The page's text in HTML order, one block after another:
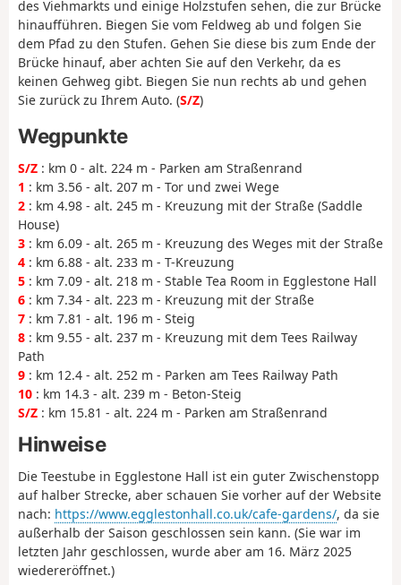
des Viehmarkts und einige Holzstufen sehen, die zur Brücke
hinaufführen. Biegen Sie vom Feldweg ab und folgen Sie
dem Pfad zu den Stufen. Gehen Sie diese bis zum Ende der
Brücke hinauf, aber achten Sie auf den Verkehr, da es
keinen Gehweg gibt. Biegen Sie nun rechts ab und gehen
Sie zurück zu Ihrem Auto. (S/Z)
Wegpunkte
S/Z : km 0 - alt. 224 m - Parken am Straßenrand
1 : km 3.56 - alt. 207 m - Tor und zwei Wege
2 : km 4.98 - alt. 245 m - Kreuzung mit der Straße (Saddle
House)
3 : km 6.09 - alt. 265 m - Kreuzung des Weges mit der Straße
4 : km 6.88 - alt. 233 m - T-Kreuzung
5 : km 7.09 - alt. 218 m - Stable Tea Room in Egglestone Hall
6 : km 7.34 - alt. 223 m - Kreuzung mit der Straße
7 : km 7.81 - alt. 196 m - Steig
8 : km 9.55 - alt. 237 m - Kreuzung mit dem Tees Railway
Path
9 : km 12.4 - alt. 252 m - Parken am Tees Railway Path
10 : km 14.3 - alt. 239 m - Beton-Steig
S/Z : km 15.81 - alt. 224 m - Parken am Straßenrand
Hinweise
Die Teestube in Egglestone Hall ist ein guter Zwischenstopp
auf halber Strecke, aber schauen Sie vorher auf der Website
nach: https://www.egglestonhall.co.uk/cafe-gardens/, da sie
außerhalb der Saison geschlossen sein kann. (Sie war im
letzten Jahr geschlossen, wurde aber am 16. März 2025
wiedereröffnet.)